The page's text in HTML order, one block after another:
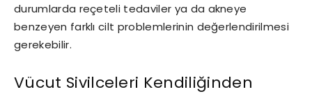
durumlarda reçeteli tedaviler ya da akneye
benzeyen farklı cilt problemlerinin değerlendirilmesi
gerekebilir.
Vücut Sivilceleri Kendiliğinden